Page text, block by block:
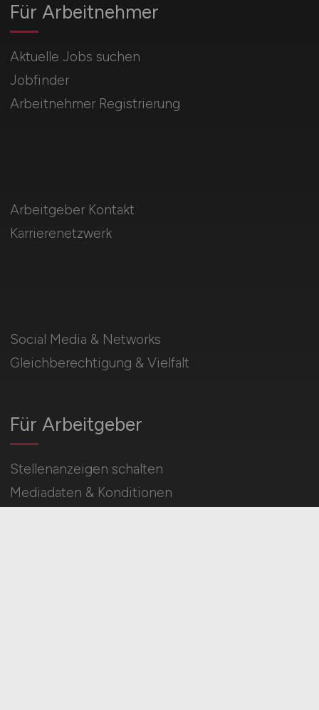
Für Arbeitnehmer
Aktuelle Jobs suchen
Jobfinder
Arbeitnehmer Registrierung
Social Media & Networks
Gleichberechtigung & Vielfalt
Für Arbeitgeber
Stellenanzeigen schalten
Mediadaten & Konditionen
Arbeitgeber Kontakt
Karrierenetzwerk